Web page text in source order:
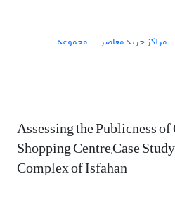
مراکز خرید معاصر مجموعه
Assessing the Publicness
Shopping Centre,Case
Complex of Isfahan